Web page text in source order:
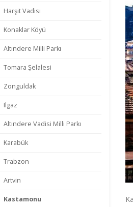
Harşit Vadisi
Konaklar Köyü
Altındere Milli Parkı
Tomara Şelalesi
Zonguldak
Ilgaz
Altındere Vadisi Milli Parkı
Karabük
Trabzon
Artvin
Kastamonu